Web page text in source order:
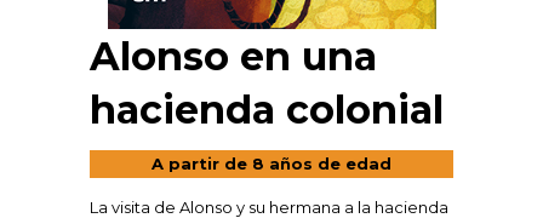
Alonso en una
hacienda colonial
A partir de 8 años de edad
La visita de Alonso y su hermana a la hacienda